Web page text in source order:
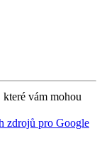
které vám mohou
zdrojů pro Google